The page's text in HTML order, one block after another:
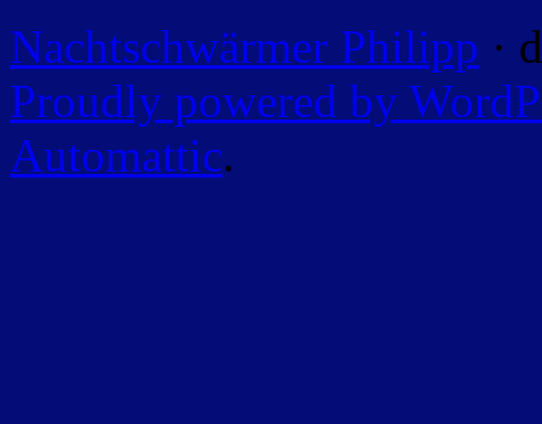
Nachtschwärmer Philipp ·
Proudly powered by
Automattic.